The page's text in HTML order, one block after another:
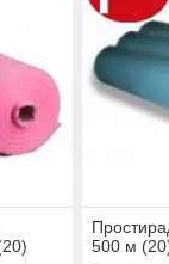
500 м